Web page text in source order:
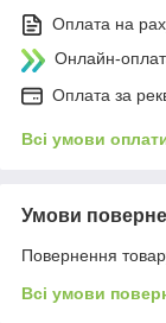
Оплата на
Онлайн-
Оплата за
Всі умови
Умови
Повернення
Всі умови